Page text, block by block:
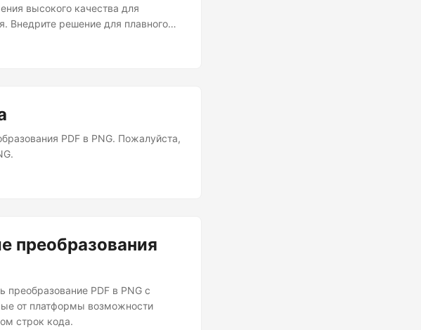
высокого качества для
Внедрите решение для плавного
преимуществах преобразования
PDF в PNG. Пожалуйста,
преобразования
преобразование PDF в PNG с
от платформы возможности
строк кода.